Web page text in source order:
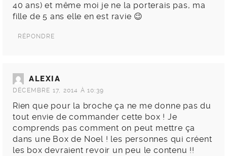
40 ans) et même moi je ne la porterais pas, ma
fille de 5 ans elle en est ravie 😉
RÉPONDRE
ALEXIA
DÉCEMBRE 17, 2014 À 10:39
Rien que pour la broche ça ne me donne pas du
tout envie de commander cette box ! Je
comprends pas comment on peut mettre ça
dans une Box de Noel ! les personnes qui créent
les box devraient revoir un peu le contenu !!